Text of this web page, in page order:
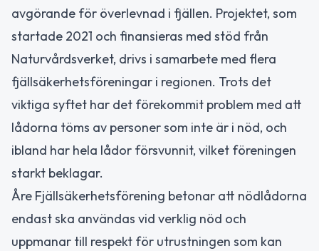
avgörande för överlevnad i fjällen. Projektet, som
startade 2021 och finansieras med stöd från
Naturvårdsverket, drivs i samarbete med flera
fjällsäkerhetsföreningar i regionen. Trots det
viktiga syftet har det förekommit problem med att
lådorna töms av personer som inte är i nöd, och
ibland har hela lådor försvunnit, vilket föreningen
starkt beklagar.
Åre Fjällsäkerhetsförening betonar att nödlådorna
endast ska användas vid verklig nöd och
uppmanar till respekt för utrustningen som kan